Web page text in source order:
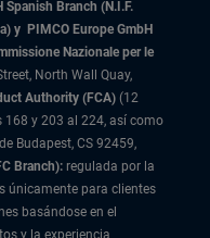
Branch (N.I.F.
y PIMCO Europe GmbH
Nazionale per le
North Wall Quay,
Authority (FCA) (12
y 203 al 224, así como
Budapest, CS 92459,
Branch): regulada por la
únicamente para clientes
basándose en el
y la experiencia